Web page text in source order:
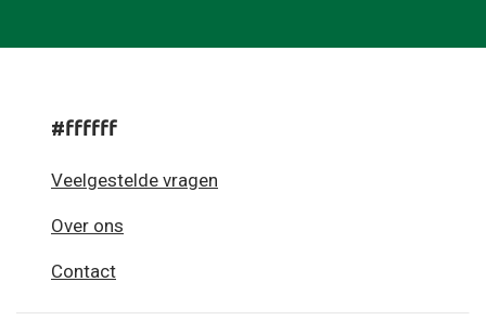
#ffffff
Veelgestelde vragen
Over ons
Contact